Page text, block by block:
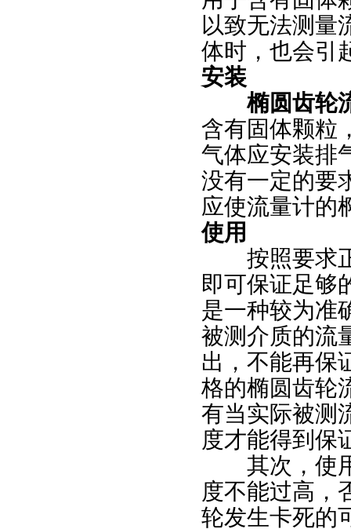
以致无法测量
体时，也会引
安装
椭圆齿轮
含有固体颗粒
气体应安装排
没有一定的要
应使流量计的
使用
按照要求正
即可保证足够
是一种较为准
被测介质的流
出，不能再保
格的椭圆齿轮
有当实际被测
度才能得到保
其次，使用
度不能过高，
轮发生卡死的